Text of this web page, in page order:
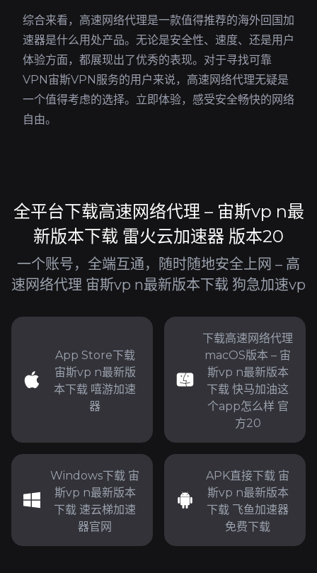
综合来看，高速网络代理是一款值得推荐的海外回国加
速器是什么用处产品。无论是安全性、速度、还是用户
体验方面，都展现出了优秀的表现。对于寻找可靠
VPN宙斯VPN服务的用户来说，高速网络代理无疑是
一个值得考虑的选择。立即体验，感受安全畅快的网络
自由。
全平台下载高速网络代理 – 宙斯vp n最
新版本下载 雷火云加速器 版本20
一个账号，全端互通，随时随地安全上网 – 高
速网络代理 宙斯vp n最新版本下载 狗急加速vp
App Store下载
宙斯vp n最新版
本下载 嘻游加速
器
下载高速网络代理
macOS版本 – 宙
斯vp n最新版本
下载 快马加油这
个app怎么样 官
方20
Windows下载 宙
斯vp n最新版本
下载 速云梯加速
器官网
APK直接下载 宙
斯vp n最新版本
下载 飞鱼加速器
免费下载